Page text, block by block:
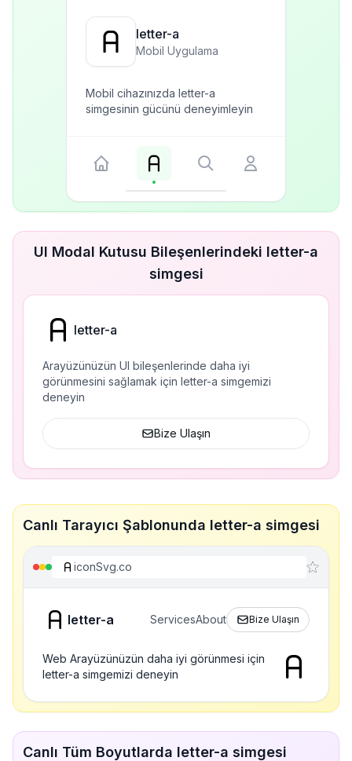
letter-a
Mobil Uygulama
Mobil cihazınızda letter-a
simgesinin gücünü deneyimleyin
UI Modal Kutusu Bileşenlerindeki letter-a
simgesi
letter-a
Arayüzünüzün UI bileşenlerinde daha iyi
görünmesini sağlamak için letter-a simgemizi
deneyin
Bize Ulaşın
Canlı Tarayıcı Şablonunda letter-a simgesi
iconSvg.co
letter-a ServicesAbout Bize Ulaşın
Web Arayüzünüzün daha iyi görünmesi için
letter-a simgemizi deneyin
Canlı Tüm Boyutlarda letter-a simgesi